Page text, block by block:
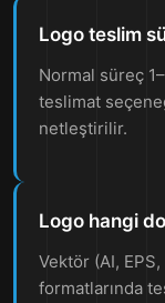
Logo teslim
Normal süreç
teslimat
netleştirilir.
Logo hangi
Vektör (AI,
formatlarında